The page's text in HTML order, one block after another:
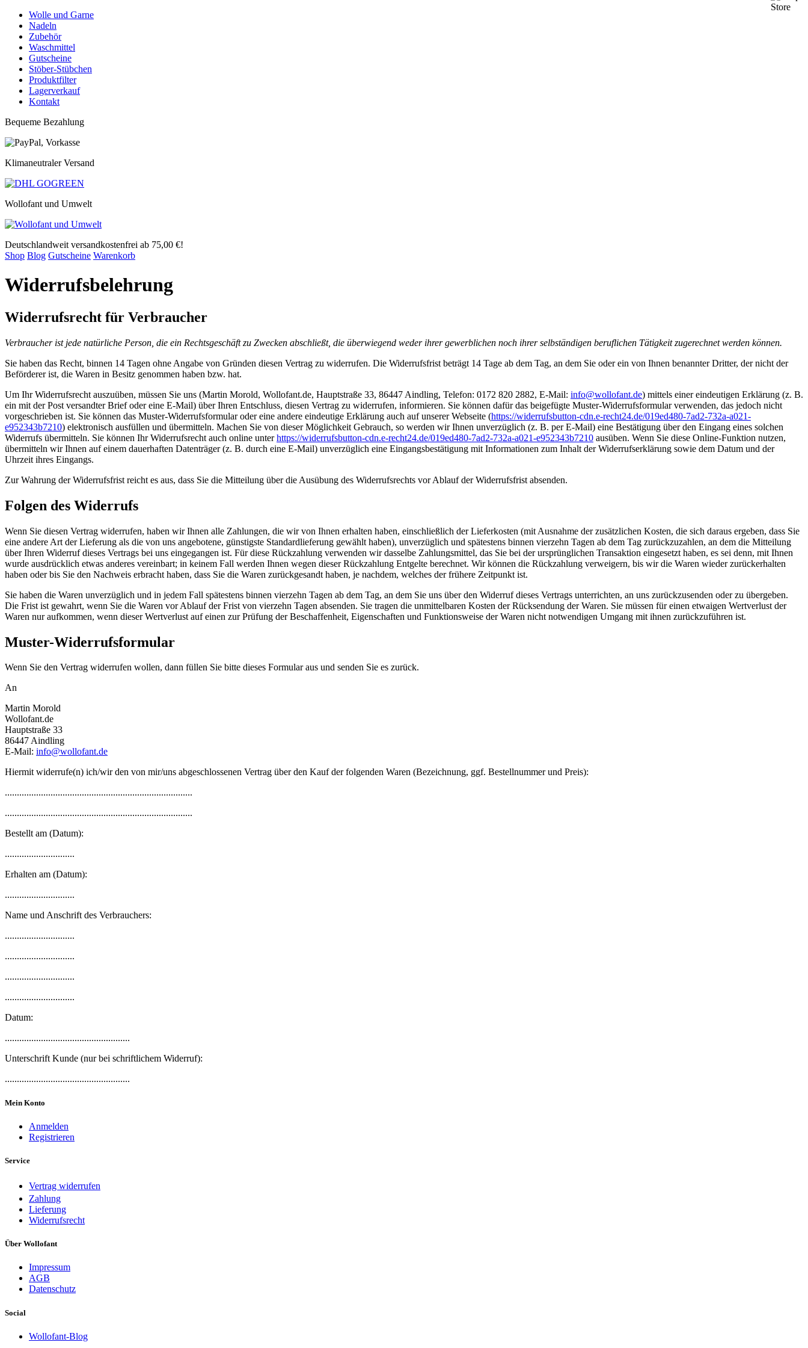
Wolle und Garne
Nadeln
Zubehör
Waschmittel
Gutscheine
Stöber-Stübchen
Produktfilter
Lagerverkauf
Kontakt
Bequeme Bezahlung
Klimaneutraler Versand
Wollofant und Umwelt
Deutschlandweit versandkostenfrei ab 75,00 €!
Shop Blog Gutscheine Warenkorb
Widerrufsbelehrung
Widerrufsrecht für Verbraucher
Verbraucher ist jede natürliche Person, die ein Rechtsgeschäft zu Zwecken abschließt, die überwiegend weder ihrer gewerblichen noch ihrer selbständigen beruflichen Tätigkeit zugerechnet werden können.
Sie haben das Recht, binnen 14 Tagen ohne Angabe von Gründen diesen Vertrag zu widerrufen. Die Widerrufsfrist beträgt 14 Tage ab dem Tag, an dem Sie oder ein von Ihnen benannter Dritter, der nicht der
Beförderer ist, die Waren in Besitz genommen haben bzw. hat.
Um Ihr Widerrufsrecht auszuüben, müssen Sie uns (Martin Morold, Wollofant.de, Hauptstraße 33, 86447 Aindling, Telefon: 0172 820 2882, E-Mail: info@wollofant.de) mittels einer eindeutigen Erklärung (z. B.
ein mit der Post versandter Brief oder eine E-Mail) über Ihren Entschluss, diesen Vertrag zu widerrufen, informieren. Sie können dafür das beigefügte Muster-Widerrufsformular verwenden, das jedoch nicht
vorgeschrieben ist. Sie können das Muster-Widerrufsformular oder eine andere eindeutige Erklärung auch auf unserer Webseite (https://widerrufsbutton-cdn.e-recht24.de/019ed480-7ad2-732a-a021-
e952343b7210) elektronisch ausfüllen und übermitteln. Machen Sie von dieser Möglichkeit Gebrauch, so werden wir Ihnen unverzüglich (z. B. per E-Mail) eine Bestätigung über den Eingang eines solchen
Widerrufs übermitteln. Sie können Ihr Widerrufsrecht auch online unterhttps://widerrufsbutton-cdn.e-recht24.de/019ed480-7ad2-732a-a021-e952343b7210 ausüben. Wenn Sie diese Online-Funktion nutzen,
übermitteln wir Ihnen auf einem dauerhaften Datenträger (z. B. durch eine E-Mail) unverzüglich eine Eingangsbestätigung mit Informationen zum Inhalt der Widerrufserklärung sowie dem Datum und der
Uhrzeit ihres Eingangs.
Zur Wahrung der Widerrufsfrist reicht es aus, dass Sie die Mitteilung über die Ausübung des Widerrufsrechts vor Ablauf der Widerrufsfrist absenden.
Folgen des Widerrufs
Wenn Sie diesen Vertrag widerrufen, haben wir Ihnen alle Zahlungen, die wir von Ihnen erhalten haben, einschließlich der Lieferkosten (mit Ausnahme der zusätzlichen Kosten, die sich daraus ergeben, dass Sie
eine andere Art der Lieferung als die von uns angebotene, günstigste Standardlieferung gewählt haben), unverzüglich und spätestens binnen vierzehn Tagen ab dem Tag zurückzuzahlen, an dem die Mitteilung
über Ihren Widerruf dieses Vertrags bei uns eingegangen ist. Für diese Rückzahlung verwenden wir dasselbe Zahlungsmittel, das Sie bei der ursprünglichen Transaktion eingesetzt haben, es sei denn, mit Ihnen
wurde ausdrücklich etwas anderes vereinbart; in keinem Fall werden Ihnen wegen dieser Rückzahlung Entgelte berechnet. Wir können die Rückzahlung verweigern, bis wir die Waren wieder zurückerhalten
haben oder bis Sie den Nachweis erbracht haben, dass Sie die Waren zurückgesandt haben, je nachdem, welches der frühere Zeitpunkt ist.
Sie haben die Waren unverzüglich und in jedem Fall spätestens binnen vierzehn Tagen ab dem Tag, an dem Sie uns über den Widerruf dieses Vertrags unterrichten, an uns zurückzusenden oder zu übergeben.
Die Frist ist gewahrt, wenn Sie die Waren vor Ablauf der Frist von vierzehn Tagen absenden. Sie tragen die unmittelbaren Kosten der Rücksendung der Waren. Sie müssen für einen etwaigen Wertverlust der
Waren nur aufkommen, wenn dieser Wertverlust auf einen zur Prüfung der Beschaffenheit, Eigenschaften und Funktionsweise der Waren nicht notwendigen Umgang mit ihnen zurückzuführen ist.
Muster-Widerrufsformular
Wenn Sie den Vertrag widerrufen wollen, dann füllen Sie bitte dieses Formular aus und senden Sie es zurück.
An
Martin Morold
Wollofant.de
Hauptstraße 33
86447 Aindling
E-Mail: info@wollofant.de
Hiermit widerrufe(n) ich/wir den von mir/uns abgeschlossenen Vertrag über den Kauf der folgenden Waren (Bezeichnung, ggf. Bestellnummer und Preis):
..............................................................................
..............................................................................
Bestellt am (Datum):
.............................
Erhalten am (Datum):
.............................
Name und Anschrift des Verbrauchers:
.............................
.............................
.............................
.............................
Datum:
....................................................
Unterschrift Kunde (nur bei schriftlichem Widerruf):
....................................................
Mein Konto
Anmelden
Registrieren
Service
Vertrag widerrufen
Zahlung
Lieferung
Widerrufsrecht
Über Wollofant
Impressum
AGB
Datenschutz
Social
Wollofant-Blog